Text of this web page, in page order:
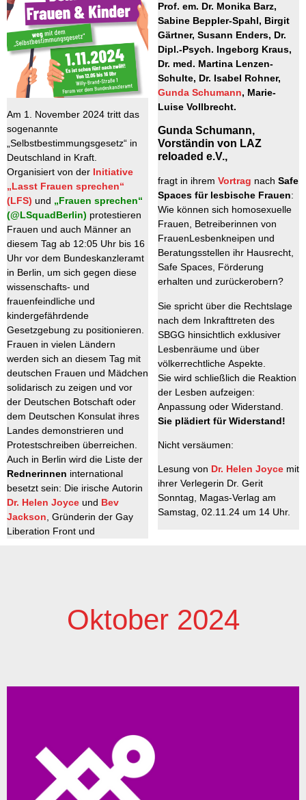
Am 1. November 2024 tritt das
sogenannte
„Selbstbestimmungsgesetz“ in
Deutschland in Kraft.
Organisiert von der Initiative
„Lasst Frauen sprechen“
(LFS) und „Frauen sprechen“
(@LSquadBerlin) protestieren
Frauen und auch Männer an
diesem Tag ab 12:05 Uhr bis 16
Uhr vor dem Bundeskanzleramt
in Berlin, um sich gegen diese
wissenschafts‑ und
frauenfeindliche und
kindergefährdende
Gesetzgebung zu positionieren.
Frauen in vielen Ländern
werden sich an diesem Tag mit
deutschen Frauen und Mädchen
solidarisch zu zeigen und vor
der Deutschen Botschaft oder
dem Deutschen Konsulat ihres
Landes demonstrieren und
Protestschreiben überreichen.
Auch in Berlin wird die Liste der
Rednerinnen international
besetzt sein: Die irische Autorin
Dr. Helen Joyce und Bev
Jackson , Gründerin der Gay
Liberation Front und
Prof. em. Dr. Monika Barz,
Sabine Beppler-Spahl, Birgit
Gärtner, Susann Enders, Dr.
Dipl.-Psych. Ingeborg Kraus,
Dr. med. Martina Lenzen-
Schulte, Dr. Isabel Rohner,
Gunda Schumann, Marie-
Luise Vollbrecht.
Gunda Schumann,
Vorständin von LAZ
reloaded e.V.,
fragt in ihrem Vortrag nach Safe
Spaces für lesbische Frauen:
Wie können sich homosexuelle
Frauen, Betreiberinnen von
FrauenLesbenkneipen und
Beratungsstellen ihr Hausrecht,
Safe Spaces, Förderung
erhalten und zurückerobern?
Sie spricht über die Rechtslage
nach dem Inkrafttreten des
SBGG hinsichtlich exklusiver
Lesbenräume und über
völkerrechtliche Aspekte.
Sie wird schließlich die Reaktion
der Lesben aufzeigen:
Anpassung oder Widerstand.
Sie plädiert für Widerstand!
Nicht versäumen:
Lesung von Dr. Helen Joyce mit
ihrer Verlegerin Dr. Gerit
Sonntag, Magas-Verlag am
Samstag, 02.11.24 um 14 Uhr.
Oktober 2024